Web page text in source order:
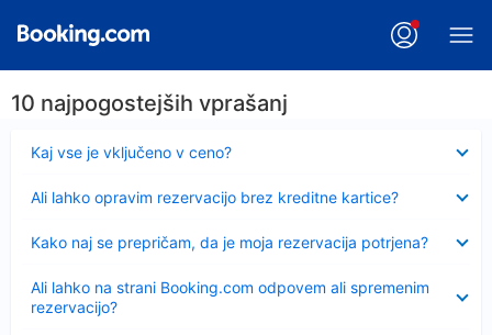
10 najpogostejših vprašanj
Kaj vse je vključeno v ceno?
Ali lahko opravim rezervacijo brez kreditne kartice?
Kako naj se prepričam, da je moja rezervacija potrjena?
Ali lahko na strani Booking.com odpovem ali spremenim
rezervacijo?